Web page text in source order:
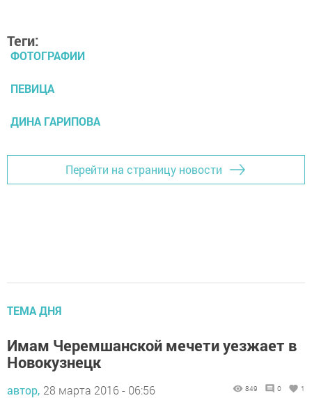
Теги:
ФОТОГРАФИИ
ПЕВИЦА
ДИНА ГАРИПОВА
Перейти на страницу новости
ТЕМА ДНЯ
Имам Черемшанской мечети уезжает в
Новокузнецк
автор, 28 марта 2016 - 06:56 849 0 1